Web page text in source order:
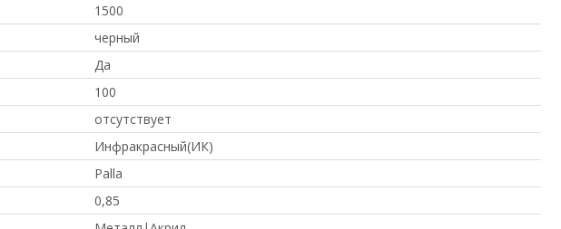
1500
черный
Да
100
отсутствует
Инфракрасный(ИК)
Palla
0,85